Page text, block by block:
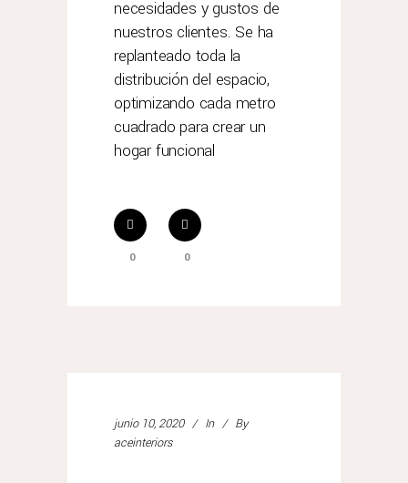
necesidades y gustos de
nuestros clientes. Se ha
replanteado toda la
distribución del espacio,
optimizando cada metro
cuadrado para crear un
hogar funcional
0 0
junio 10, 2020 In
By
aceinteriors